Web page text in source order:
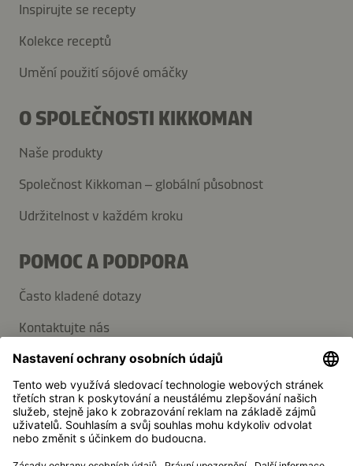
Inspirujte se recepty
Kolekce receptů
Umění použití sójové omáčky
O SPOLEČNOSTI KIKKOMAN
Naše produkty
Společnost Kikkoman – globální působnost
Udržitelnost v každém kroku
POMOC A PODPORA
Často kladené dotazy
Kontaktujte nás
Přihlaste se k odběru novinek
Média
Kikkoman je registrovaná ochranná známka společnosti